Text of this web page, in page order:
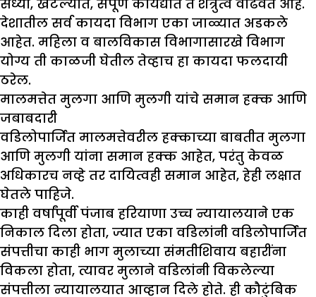
सध्या, खटल्यात, संपूर्ण कायद्यात ते शत्रुत्व वाढवत आहे.
देशातील सर्व कायदा विभाग एका जाळ्यात अडकले
आहेत. महिला व बालविकास विभागासारखे विभाग
योग्य ती काळजी घेतील तेव्हाच हा कायदा फलदायी
ठरेल.
मालमत्तेत मुलगा आणि मुलगी यांचे समान हक्क आणि
जबाबदारी
वडिलोपार्जित मालमत्तेवरील हक्काच्या बाबतीत मुलगा
आणि मुलगी यांना समान हक्क आहेत, परंतु केवळ
अधिकारच नव्हे तर दायित्वही समान आहेत, हेही लक्षात
घेतले पाहिजे.
काही वर्षांपूर्वी पंजाब हरियाणा उच्च न्यायालयाने एक
निकाल दिला होता, ज्यात एका वडिलांनी वडिलोपार्जित
संपत्तीचा काही भाग मुलाच्या संमतीशिवाय बहारींना
विकला होता, त्यावर मुलाने वडिलांनी विकलेल्या
संपत्तीला न्यायालयात आव्हान दिले होते. ही कौटुंबिक